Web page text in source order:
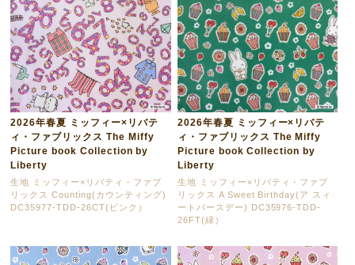
2026年春夏 ミッフィー×リバテ
ィ・ファブリックス The Miffy
Picture book Collection by
Liberty
生地 ミッフィー×リバティ・ファブ
リックス Counting(カウンティング)
DC35977-TDD-26CT(ピンク）
2026年春夏 ミッフィー×リバテ
ィ・ファブリックス The Miffy
Picture book Collection by
Liberty
生地 ミッフィー×リバティ・ファブ
リックス A Sweet Birthday(ア スィ
ートバースデー) DC35976-TDD-
26FT(緑）